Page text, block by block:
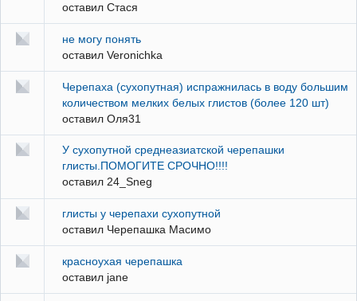
оставил Стася
не могу понять
оставил Veronichka
Черепаха (сухопутная) испражнилась в воду большим
количеством мелких белых глистов (более 120 шт)
оставил Оля31
У сухопутной среднеазиатской черепашки
глисты.ПОМОГИТЕ СРОЧНО!!!!
оставил 24_Sneg
глисты у черепахи сухопутной
оставил Черепашка Масимо
красноухая черепашка
оставил jane